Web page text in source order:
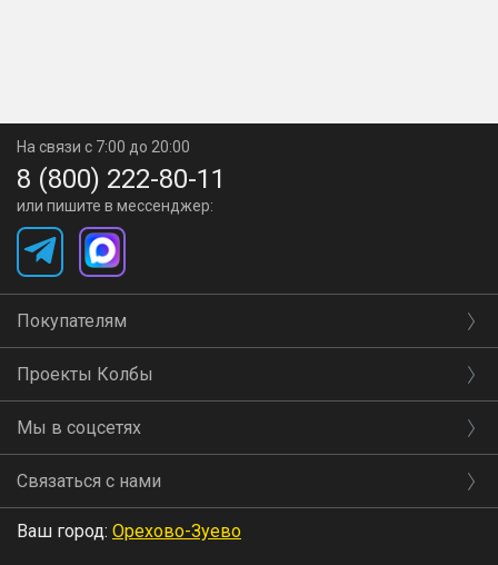
На связи с 7:00 до 20:00
8 (800) 222-80-11
или пишите в мессенджер:
Покупателям
Проекты Колбы
Мы в соцсетях
Связаться с нами
Ваш город: Орехово-Зуево